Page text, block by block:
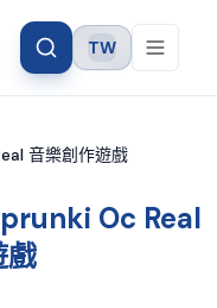
Language
TW
音樂創作遊戲
Oc Real
戲